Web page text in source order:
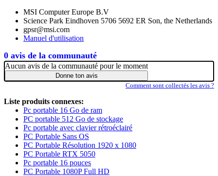
0 avis de la communauté
MSI Computer Europe B.V
Science Park Eindhoven 5706 5692 ER Son, the Netherlands
gpsr@msi.com
Manuel d'utilisation
Aucun avis de la communauté pour le moment
Donne ton avis
Comment sont collectés les avis ?
Liste produits connexes:
Pc portable 16 Go de ram
PC portable 512 Go de stockage
Pc portable avec clavier rétroéclairé
PC Portable Sans OS
PC Portable Résolution 1920 x 1080
PC Portable RTX 5050
Pc portable 16 pouces
PC Portable 1080P Full HD